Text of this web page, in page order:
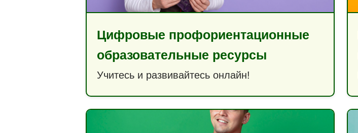
Цифровые профориентационные
образовательные ресурсы
Учитесь и развивайтесь онлайн!